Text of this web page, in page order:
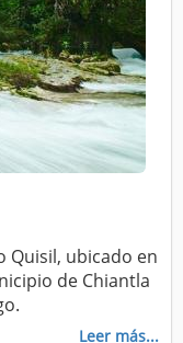
Quisil, ubicado en
de Chiantla
Leer más...